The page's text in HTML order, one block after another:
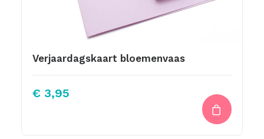
Verjaardagskaart bloemenvaas
€ 3,95